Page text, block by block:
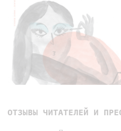
ОТЗЫВЫ ЧИТАТЕЛЕЙ И